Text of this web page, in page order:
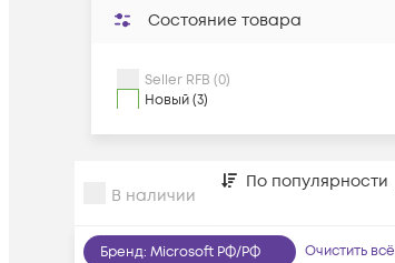
Состояние товара
Seller RFB (0)
Новый (3)
В наличии
По популярности
Бренд: Microsoft РФ/РФ Очистить всё